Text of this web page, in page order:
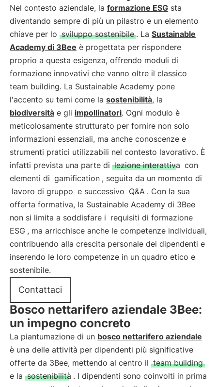
Nel contesto aziendale, la formazione ESG sta
diventando sempre di più un pilastro e un elemento
chiave per lo sviluppo sostenibile . La Sustainable
Academy di 3Bee è progettata per rispondere
proprio a questa esigenza, offrendo moduli di
formazione innovativi che vanno oltre il classico
team building. La Sustainable Academy pone
l'accento su temi come la sostenibilità, la
biodiversità e gli impollinatori. Ogni modulo è
meticolosamente strutturato per fornire non solo
informazioni essenziali, ma anche conoscenze e
strumenti pratici utilizzabili nel contesto lavorativo. È
infatti prevista una parte di lezione interattiva con
elementi di gamification , seguita da un momento di
lavoro di gruppo e successivo Q&A . Con la sua
offerta formativa, la Sustainable Academy di 3Bee
non si limita a soddisfare i requisiti di formazione
ESG , ma arricchisce anche le competenze individuali,
contribuendo alla crescita personale dei dipendenti e
inserendo le loro competenze in un quadro etico e
sostenibile.
Contattaci
Bosco nettarifero aziendale 3Bee:
un impegno concreto
La piantumazione di un bosco nettarifero aziendale
è una delle attività per dipendenti più significative
offerte da 3Bee, mettendo al centro il team building
e la sostenibilità . I dipendenti sono coinvolti in prima